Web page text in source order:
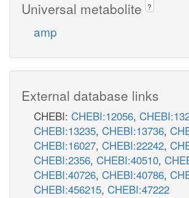
Universal metabolite ?
amp
External database links
CHEBI: CHEBI:12056,
CHEBI:13235, CHEBI:13736,
CHEBI:16027, CHEBI:22242,
CHEBI:2356, CHEBI:40510,
CHEBI:40726, CHEBI:40786,
CHEBI:456215, CHEBI:47222